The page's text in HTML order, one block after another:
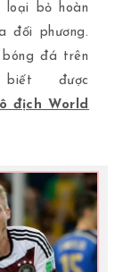
bỏ hoàn
đối phương.
đá trên
địch World